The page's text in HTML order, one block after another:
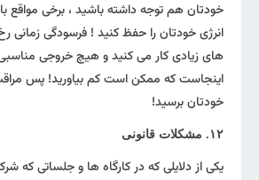
خودتان هم توجه داشته باشید ، برخی مواقع
انرژی خودتان را حفظ کنید ! فرسودگی
های زیادی کار می کنید و هیچ خروجی
اینجاست که ممکن است کم بیاورید! پس
خودتان برسید!
۱۲. مشکلات قانونی
یکی از دلایلی که در کارگاه ها و جلساتی که